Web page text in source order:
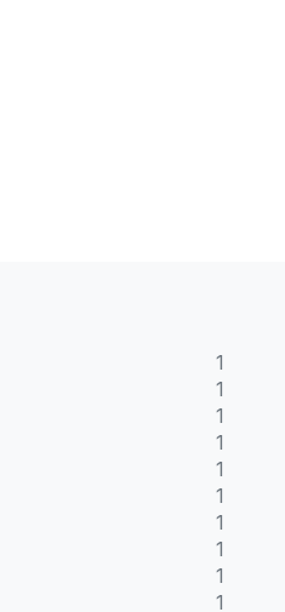
1
1
1
1
1
1
1
1
1
1